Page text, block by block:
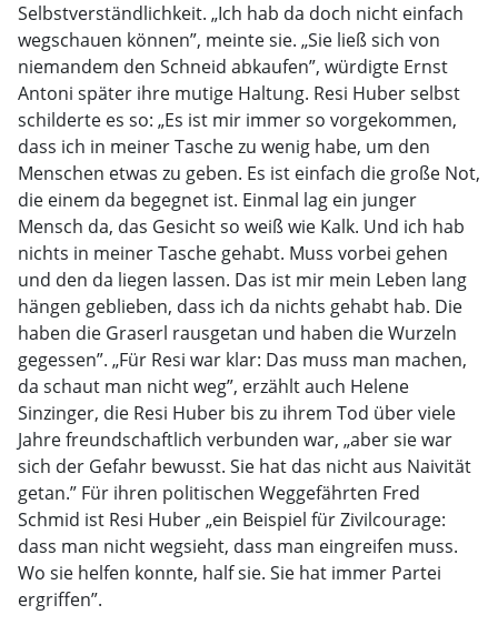
Selbstverständlichkeit. „Ich hab da doch nicht einfach
wegschauen können”, meinte sie. „Sie ließ sich von
niemandem den Schneid abkaufen”, würdigte Ernst
Antoni später ihre mutige Haltung. Resi Huber selbst
schilderte es so: „Es ist mir immer so vorgekommen,
dass ich in meiner Tasche zu wenig habe, um den
Menschen etwas zu geben. Es ist einfach die große Not,
die einem da begegnet ist. Einmal lag ein junger
Mensch da, das Gesicht so weiß wie Kalk. Und ich hab
nichts in meiner Tasche gehabt. Muss vorbei gehen
und den da liegen lassen. Das ist mir mein Leben lang
hängen geblieben, dass ich da nichts gehabt hab. Die
haben die Graserl rausgetan und haben die Wurzeln
gegessen”. „Für Resi war klar: Das muss man machen,
da schaut man nicht weg”, erzählt auch Helene
Sinzinger, die Resi Huber bis zu ihrem Tod über viele
Jahre freundschaftlich verbunden war, „aber sie war
sich der Gefahr bewusst. Sie hat das nicht aus Naivität
getan.” Für ihren politischen Weggefährten Fred
Schmid ist Resi Huber „ein Beispiel für Zivilcourage:
dass man nicht wegsieht, dass man eingreifen muss.
Wo sie helfen konnte, half sie. Sie hat immer Partei
ergriffen”.